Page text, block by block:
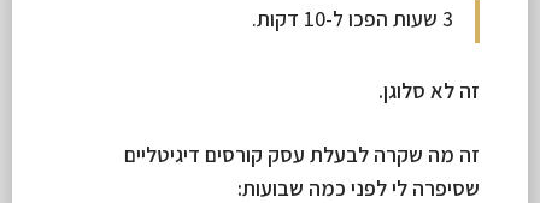
3 שעות הפכו ל-10 דקות.
זה לא סלוגן.
זה מה שקרה לבעלת עסק קורסים דיגיטליים
שסיפרה לי לפני כמה שבועות: